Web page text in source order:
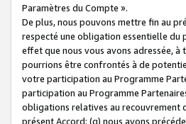
Paramètres du Compte ».
De plus, nous pouvons mettre fin au
respecté une obligation essentielle du
effet que nous vous avons adressée,
pourrions être confrontés à de
votre participation au Programme
participation au Programme
obligations relatives au recouvrement
présent Accord; (g) nous avons